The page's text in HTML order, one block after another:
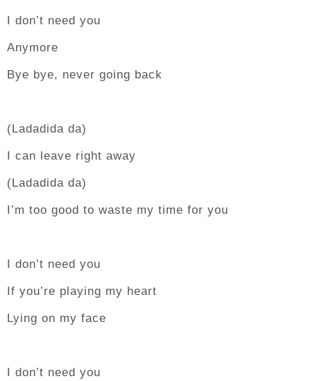
I don’t need you
Anymore
Bye bye, never going back
(Ladadida da)
I can leave right away
(Ladadida da)
I’m too good to waste my time for you
I don’t need you
If you’re playing my heart
Lying on my face
I don’t need you